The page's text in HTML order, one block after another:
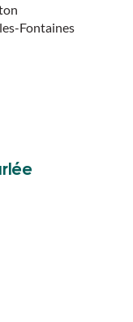
Fontaines